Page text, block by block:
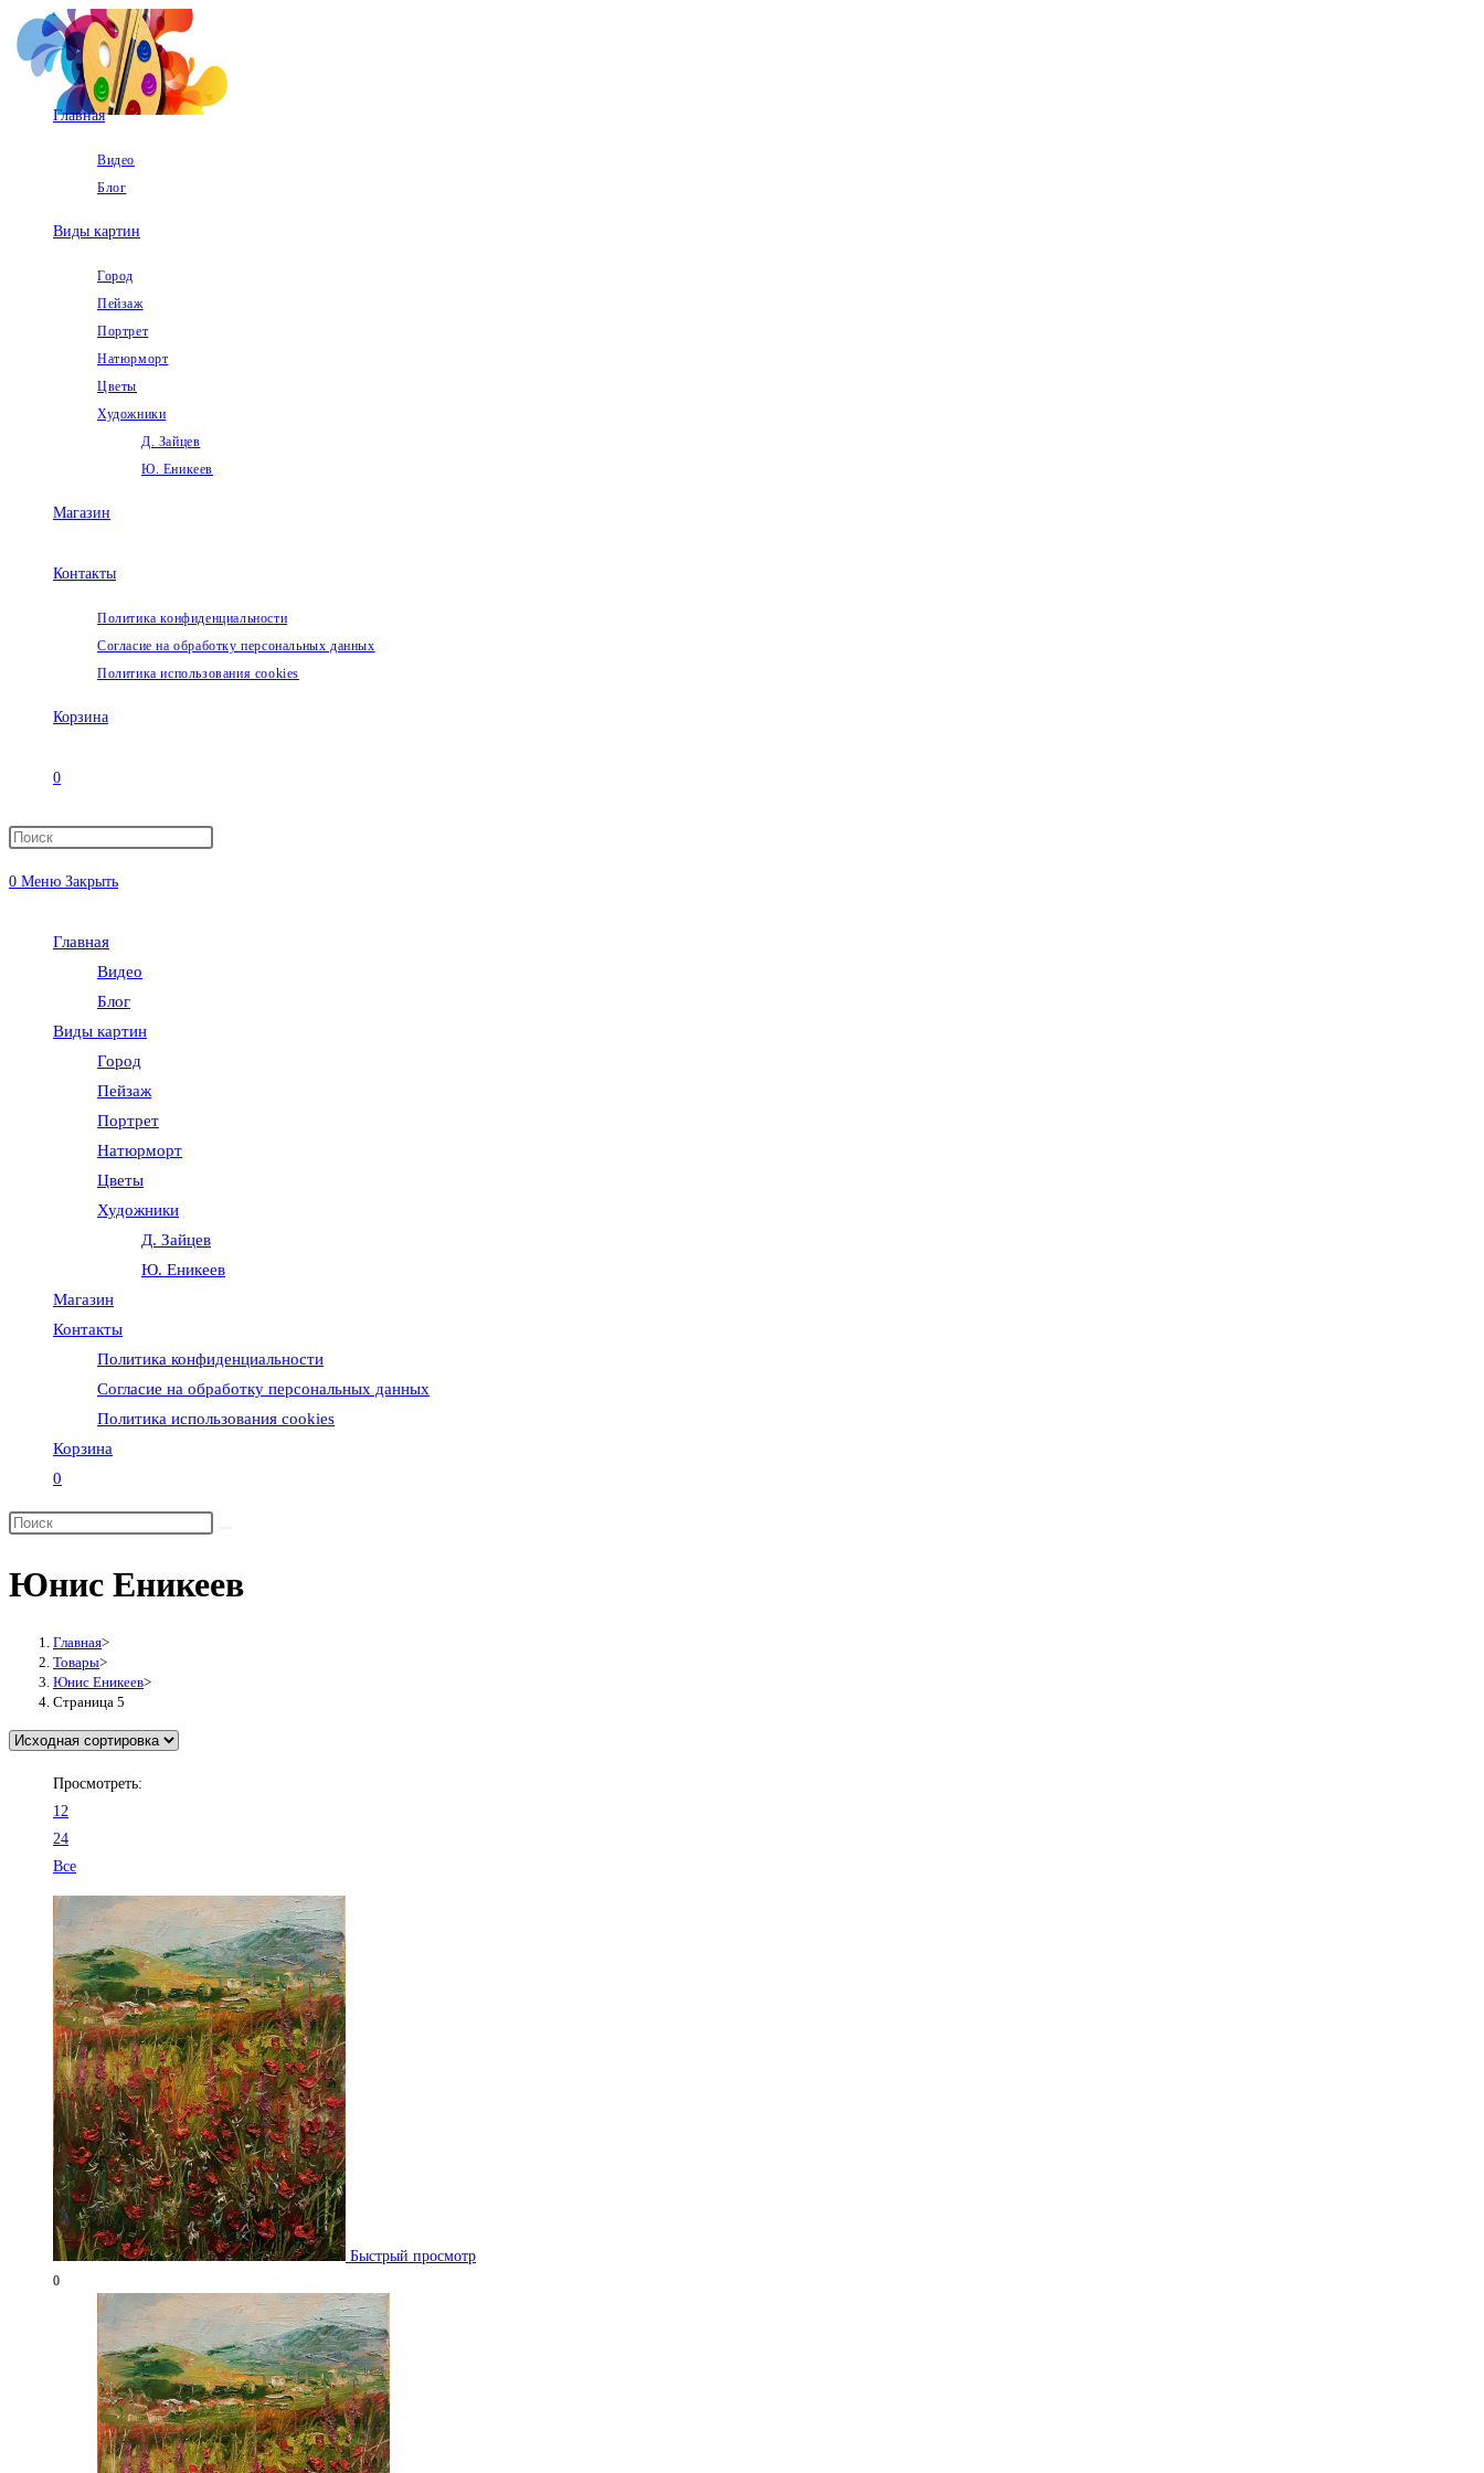
Перейти
содержимому
Главная
Видео
Блог
Виды картин
Город
Пейзаж
Портрет
Натюрморт
Цветы
Художники
Д. Зайцев
Ю. Еникеев
Магазин
Контакты
Политика конфиденциальности
Согласие на обработку персональных данных
Политика использования cookies
Корзина
0
Переключить
0 Меню Закрыть
Главная
Видео
Блог
Виды картин
Город
Пейзаж
Портрет
Натюрморт
Цветы
Художники
Д. Зайцев
Ю. Еникеев
Магазин
Контакты
Политика конфиденциальности
Согласие на обработку персональных данных
Политика использования cookies
Корзина
0
поиск
веб-
Юнис Еникеев
Главная>
Товары>
Юнис Еникеев>
Страница 5
Просмотреть:
12
24
Все
Быстрый просмотр
0